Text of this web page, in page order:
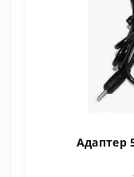
Адаптер